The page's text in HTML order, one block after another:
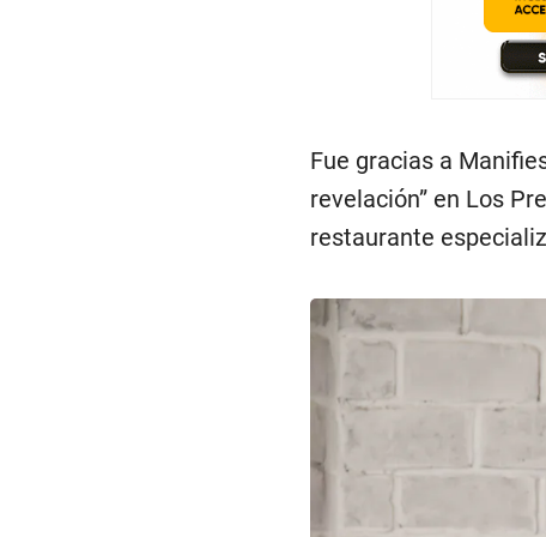
Fue gracias a
revelación” en Los
restaurante